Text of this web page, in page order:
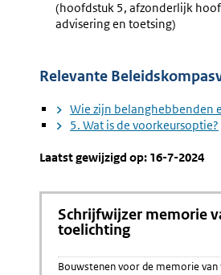
link:
(hoofdstuk 5, afzonderlijk
advisering en toetsing)
Relevante
Wie zijn belanghebbenden
5. Wat is de voorkeursoptie?
Laatst gewijzigd op: 16-7-2024
Schrijfwijzer memorie
toelichting
Bouwstenen voor de memorie